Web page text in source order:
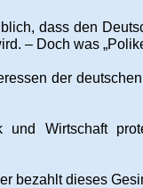
dass den
– Doch was
der
und Wirtschaft
bezahlt dieses